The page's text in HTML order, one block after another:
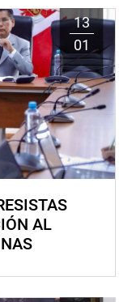
13
01
AL